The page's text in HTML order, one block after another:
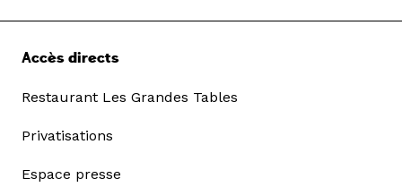
Accès directs
Restaurant Les Grandes Tables
Privatisations
Espace presse